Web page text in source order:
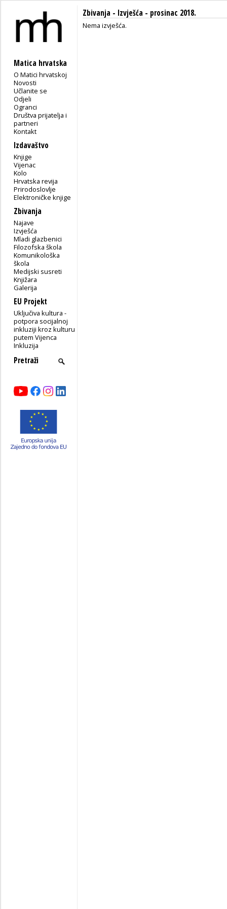
Matica hrvatska
O Matici hrvatskoj
Novosti
Učlanite se
Odjeli
Ogranci
Društva prijatelja i
partneri
Kontakt
Izdavaštvo
Knjige
Vijenac
Kolo
Hrvatska revija
Prirodoslovlje
Elektroničke knjige
Zbivanja
Najave
Izvješća
Mladi glazbenici
Filozofska škola
Komunikološka
škola
Medijski susreti
Knjižara
Galerija
EU Projekt
Uključiva kultura -
potpora socijalnoj
inkluziji kroz kulturu
putem Vijenca
Inkluzija
Zbivanja - Izvješća - prosinac 2018.
Nema izvješća.